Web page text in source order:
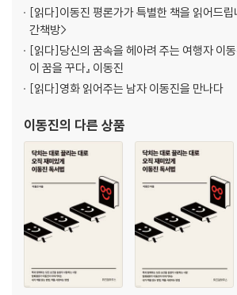
28. 「가디언즈 오브 갤럭시 VOL. 2」 제임스 건
29. 「파운더」 존 리 행콕
30. 「밤의 해변에서 혼자」 홍상수
31. 「토니 에드만」 마렌 아데
32. 「문라이트」 배리 젠킨스
34. 「컨택트」 드니 빌뇌브
35. 「녹터널 애니멀스」 톰 포드
36. 「너의 이름은.」 신카이 마코토
37. 「라라랜드」 데이미언 셔젤
38. 「당신자신과 당신의 것」 홍상수
39. 「로스트 인 더스트」 데이비드 매켄지
40. 「닥터 스트레인지」 스콧 데릭슨
42. 「다가오는 것들」 미아 한센 뢰베
[읽다]이동진 평론가가 특별한 책을 읽어드
간책방>
[읽다]당신의 꿈속을 헤아려 주는 여행자 이
이 꿈을 꾸다』 이동진
[읽다]영화 읽어주는 남자 이동진을 만나다
이동진의 다른 상품